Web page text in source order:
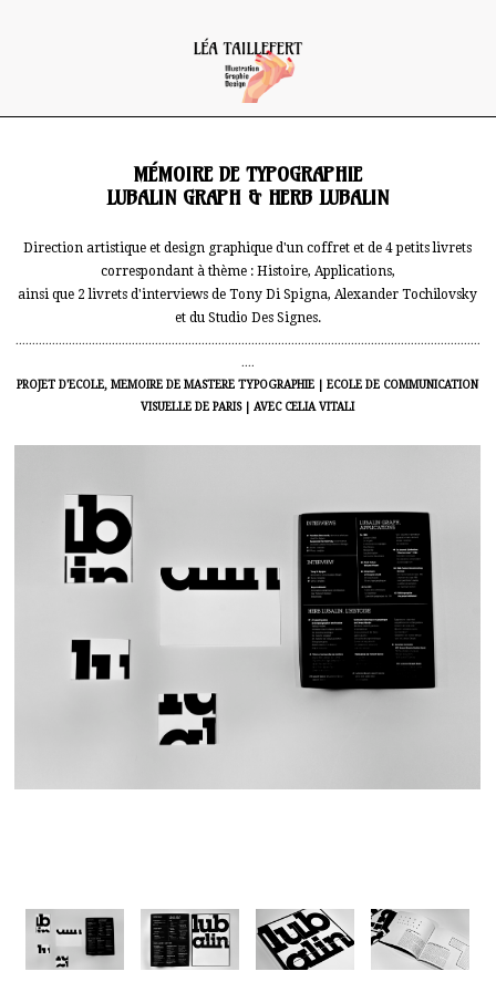
MÉMOIRE DE TYPOGRAPHIE
LUBALIN GRAPH & HERB LUBALIN
Direction artistique et design graphique d'un coffret et de 4 petits livrets
correspondant à thème : Histoire, Applications,
ainsi que 2 livrets d'interviews de Tony Di Spigna, Alexander Tochilovsky
et du Studio Des Signes.
............................................................................................................................................
....
PROJET D'ECOLE, MEMOIRE DE MASTERE TYPOGRAPHIE | ECOLE DE COMMUNICATION
VISUELLE DE PARIS | AVEC CELIA VITALI